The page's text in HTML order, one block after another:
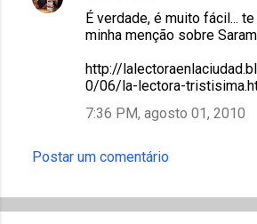
É verdade, é muito fácil...
minha menção sobre
http://
0/06/la-lectora-
7:36 PM, agosto 01, 2010
Postar um comentário